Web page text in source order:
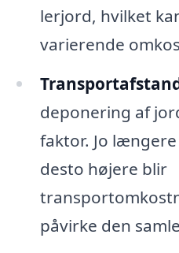
lerjord, hvilket
varierende
deponering af
faktor. Jo
desto højere blir
påvirke den